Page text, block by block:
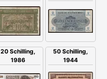
20 Schilling,
1986
50 Schilling,
1944